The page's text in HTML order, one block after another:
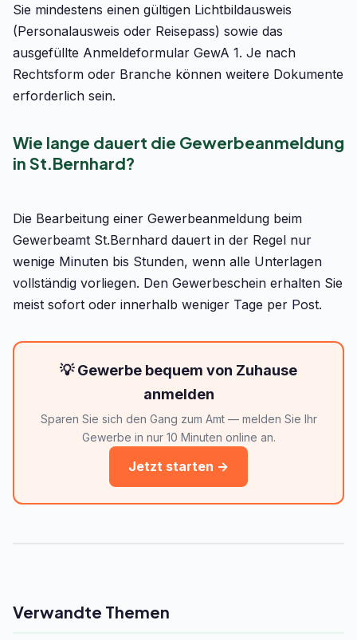
Sie mindestens einen gültigen Lichtbildausweis
(Personalausweis oder Reisepass) sowie das
ausgefüllte Anmeldeformular GewA 1. Je nach
Rechtsform oder Branche können weitere Dokumente
erforderlich sein.
Wie lange dauert die Gewerbeanmeldung
in St.Bernhard?
Die Bearbeitung einer Gewerbeanmeldung beim
Gewerbeamt St.Bernhard dauert in der Regel nur
wenige Minuten bis Stunden, wenn alle Unterlagen
vollständig vorliegen. Den Gewerbeschein erhalten Sie
meist sofort oder innerhalb weniger Tage per Post.
💡 Gewerbe bequem von Zuhause
anmelden
Sparen Sie sich den Gang zum Amt — melden Sie Ihr
Gewerbe in nur 10 Minuten online an.
Jetzt starten →
Verwandte Themen